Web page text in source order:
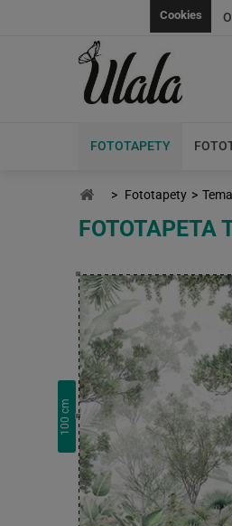
Cookies
FOTOTAPETY
> Fototapety >
FOTOTAPETA
100
cm